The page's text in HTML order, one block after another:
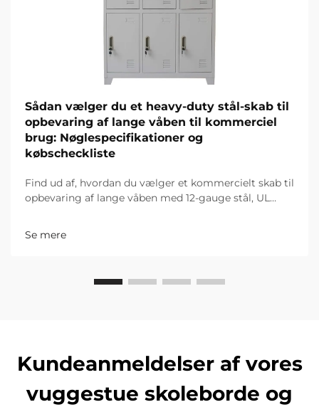
Sådan vælger du et heavy-duty stål-skab til
opbevaring af lange våben til kommerciel
brug: Nøglespecifikationer og
købscheckliste
Find ud af, hvordan du vælger et kommercielt skab til
opbevaring af lange våben med 12-gauge stål, UL
checkliste.
Se mere
Kundeanmeldelser af vores
vuggestue skoleborde og